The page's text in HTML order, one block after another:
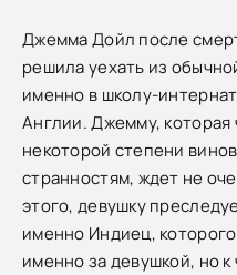
Джемма Дойл после
решила уехать из
именно в школу-
Англии. Джемму, которая
некоторой степени
странностям, ждет не
этого, девушку
именно Индиец,
именно за девушкой, но